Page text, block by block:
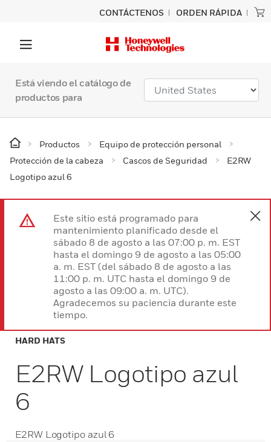
CONTÁCTENOS ORDEN RÁPIDA
Está viendo el catálogo de
productos para
Productos
Equipo de protección personal
Protección de la cabeza
Cascos de Seguridad
E2RW
Logotipo azul 6
Este sitio está programado para
mantenimiento planificado desde el
sábado 8 de agosto a las 07:00 p. m. EST
hasta el domingo 9 de agosto a las 05:00
a. m. EST (del sábado 8 de agosto a las
11:00 p. m. UTC hasta el domingo 9 de
agosto a las 09:00 a. m. UTC).
Agradecemos su paciencia durante este
tiempo.
HARD HATS
E2RW Logotipo azul
6
E2RW Logotipo azul 6